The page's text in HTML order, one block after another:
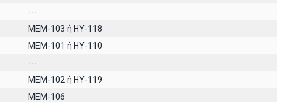
---
ΜΕΜ-103 ή ΗΥ-118
ΜΕΜ-101 ή ΗΥ-110
---
ΜΕΜ-102 ή ΗΥ-119
MEM-106